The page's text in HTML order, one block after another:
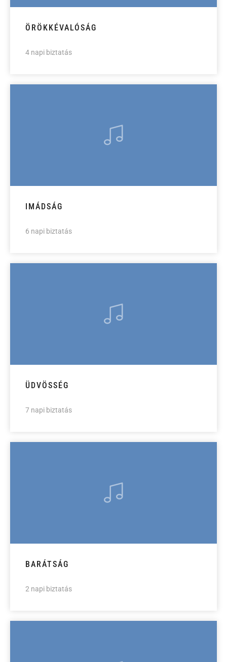
ÖRÖKKÉVALÓSÁG
4 napi biztatás
IMÁDSÁG
6 napi biztatás
ÜDVÖSSÉG
7 napi biztatás
BARÁTSÁG
2 napi biztatás